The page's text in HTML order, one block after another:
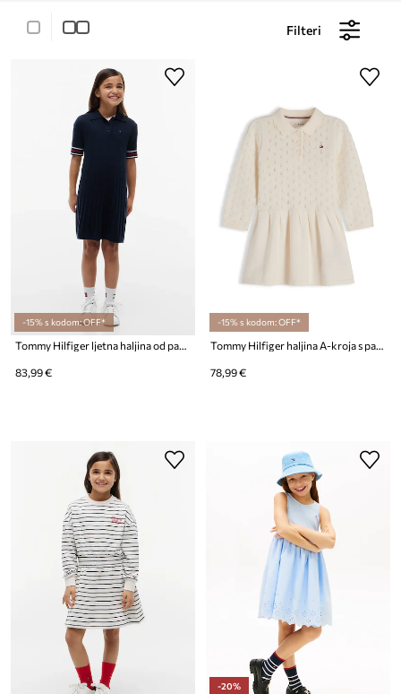
Filteri
-15% s kodom: OFF*
Tommy Hilfiger ljetna haljina od pamuka
83,99 €
-15% s kodom: OFF*
Tommy Hilfiger haljina A-kroja s pamukom
78,99 €
-20%